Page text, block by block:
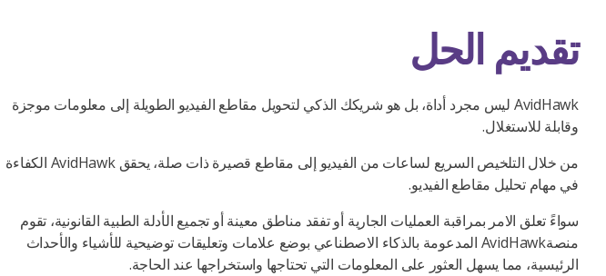
تقديم الحل
AvidHawk ليس مجرد أداة، بل هو شريكك الذكي لتحويل مقاطع الفيديو الطويلة إلى معلومات موجزة
وقابلة للاستغلال.
من خلال التلخيص السريع لساعات من الفيديو إلى مقاطع قصيرة ذات صلة، يحقق AvidHawk الكفاءة
في مهام تحليل مقاطع الفيديو.
سواءً تعلق الامر بمراقبة العمليات الجارية أو تفقد مناطق معينة أو تجميع الأدلة الطبية القانونية، تقوم
منصةAvidHawk المدعومة بالذكاء الاصطناعي بوضع علامات وتعليقات توضيحية للأشياء والأحداث
الرئيسية، مما يسهل العثور على المعلومات التي تحتاجها واستخراجها عند الحاجة.